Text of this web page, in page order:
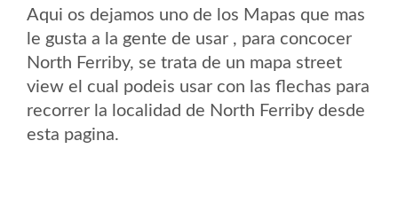
Aqui os dejamos uno de los Mapas que mas
le gusta a la gente de usar , para concocer
North Ferriby, se trata de un mapa street
view el cual podeis usar con las flechas para
recorrer la localidad de North Ferriby desde
esta pagina.